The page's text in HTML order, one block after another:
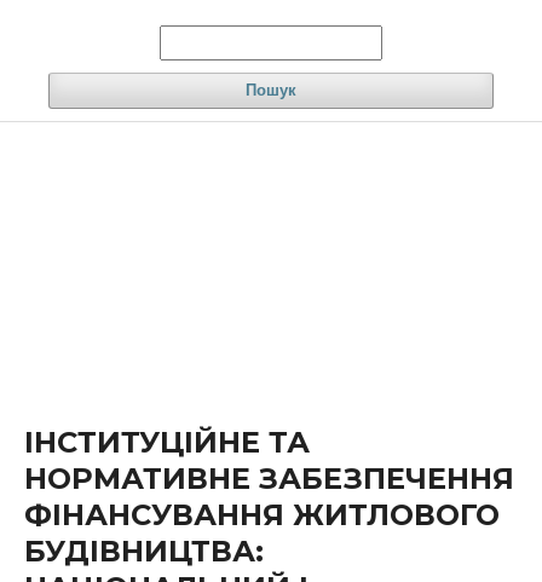
Пошук
ІНСТИТУЦІЙНЕ ТА
НОРМАТИВНЕ ЗАБЕЗПЕЧЕННЯ
ФІНАНСУВАННЯ ЖИТЛОВОГО
БУДІВНИЦТВА: